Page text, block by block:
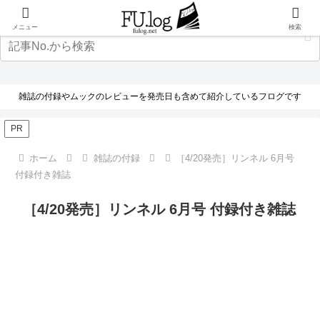
雑誌の付録やムックのレビューを発売日も含めて紹介しているフログです
PR
ホーム 雑誌の付録
［4/20発売］リンネル 6月号
付録付き雑誌
［4/20発売］リンネル 6月号 付録付き雑誌
メニュー 検索